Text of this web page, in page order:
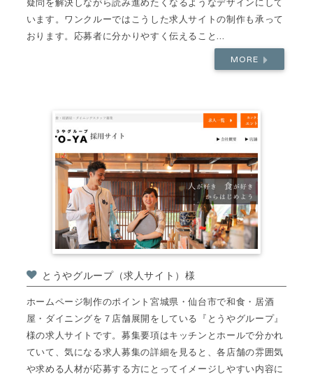
います。ワンクルーではこうした求人サイトの制作も承って
おります。応募者に分かりやすく伝えること...
MORE
とうやグループ（求人サイト）様
ホームページ制作のポイント宮城県・仙台市で和食・居酒
屋・ダイニングを７店舗展開をしている『とうやグループ』
様の求人サイトです。募集要項はキッチンとホールで分かれ
ていて、気になる求人募集の詳細を見ると、各店舗の雰囲気
や求める人材が応募する方にとってイメージしやすい内容に